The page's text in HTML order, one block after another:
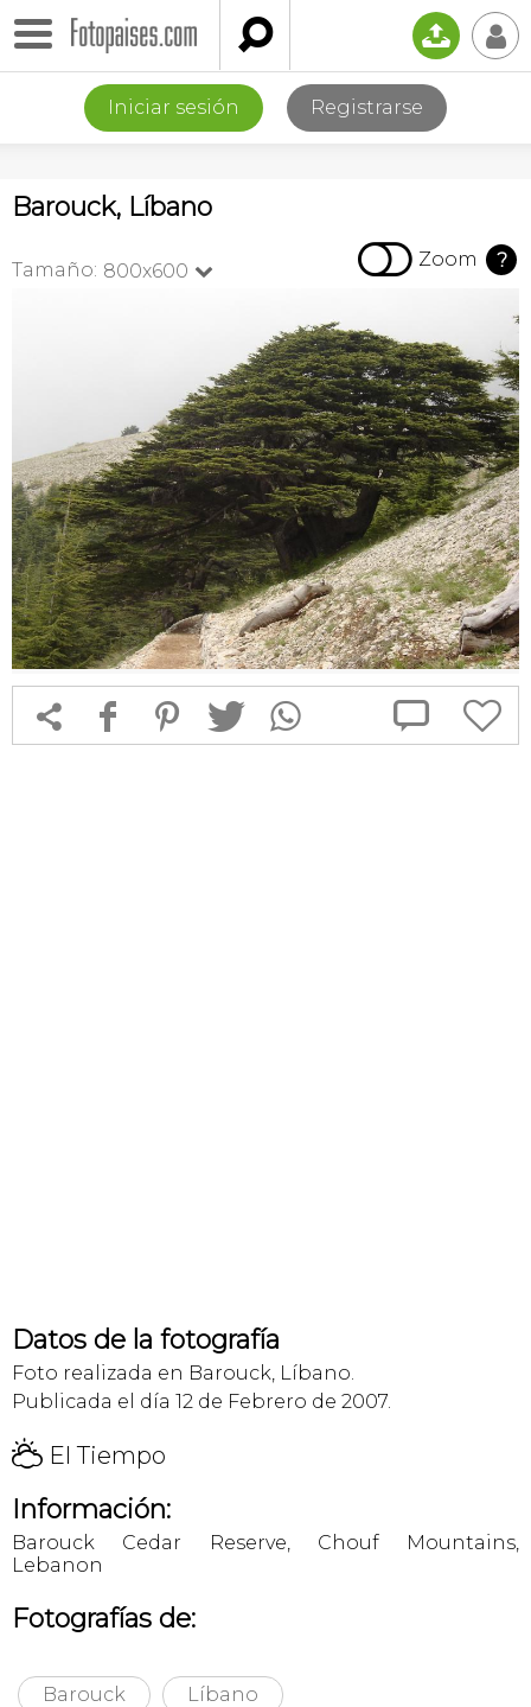
 📤 👤
Iniciar sesión Registrarse
Barouck, Líbano
Tamaño: 800x600   Zoom ?
 f 1 T  
Datos de la fotografía
Foto realizada en Barouck, Líbano.
Publicada el día 12 de Febrero de 2007.
H El Tiempo
Información:
Barouck Cedar Reserve, Chouf Mountains,
Lebanon
Fotografías de:
Barouck Líbano